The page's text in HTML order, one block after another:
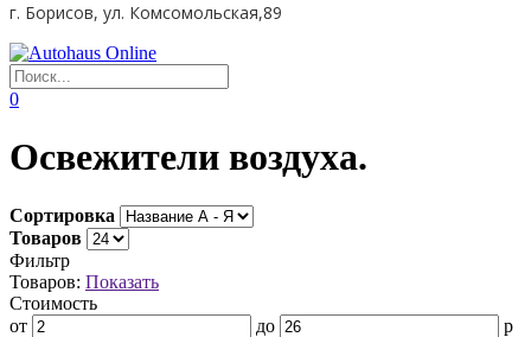
г. Борисов, ул. Комсомольская,89
0
Освежители воздуха.
Сортировка
Товаров
Фильтр
Товаров: Показать
Стоимость
от
до р